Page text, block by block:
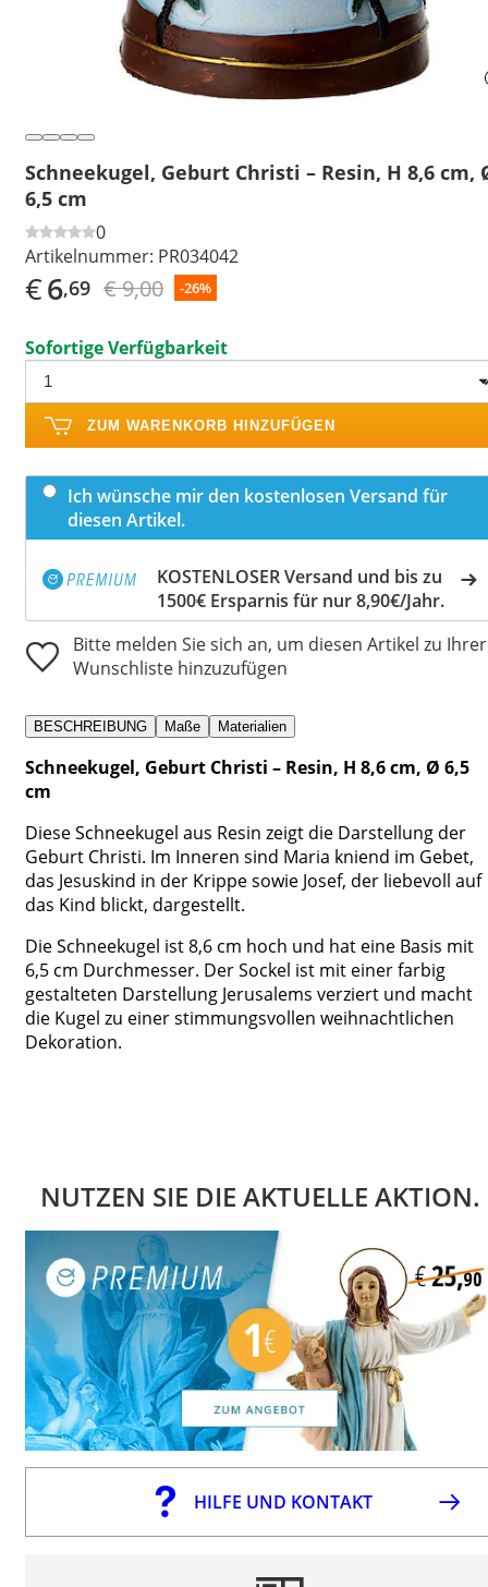
Schneekugel, Geburt Christi – Resin, H 8,6 cm,
6,5 cm
0
Artikelnummer: PR034042
€6,69 € 9,00 -26%
Sofortige Verfügbarkeit
ZUM WARENKORB HINZUFÜGEN
Ich wünsche mir den kostenlosen Versand für
diesen Artikel.
KOSTENLOSER Versand und bis zu
1500€ Ersparnis für nur 8,90€/Jahr.
Bitte melden Sie sich an, um diesen Artikel zu Ihrer
Wunschliste hinzuzufügen
BESCHREIBUNG Maße Materialien
Schneekugel, Geburt Christi – Resin, H 8,6 cm, Ø 6,5
cm
Diese Schneekugel aus Resin zeigt die Darstellung der
Geburt Christi. Im Inneren sind Maria kniend im Gebet,
das Jesuskind in der Krippe sowie Josef, der liebevoll auf
das Kind blickt, dargestellt.
Die Schneekugel ist 8,6 cm hoch und hat eine Basis mit
6,5 cm Durchmesser. Der Sockel ist mit einer farbig
gestalteten Darstellung Jerusalems verziert und macht
die Kugel zu einer stimmungsvollen weihnachtlichen
Dekoration.
NUTZEN SIE DIE AKTUELLE AKTION.
HILFE UND KONTAKT